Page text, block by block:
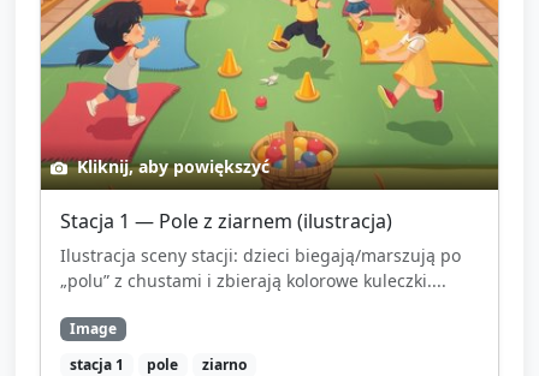
Kliknij, aby powiększyć
Stacja 1 — Pole z ziarnem (ilustracja)
Ilustracja sceny stacji: dzieci biegają/marszują po
„polu” z chustami i zbierają kolorowe kuleczki....
Image
stacja 1
pole ziarno